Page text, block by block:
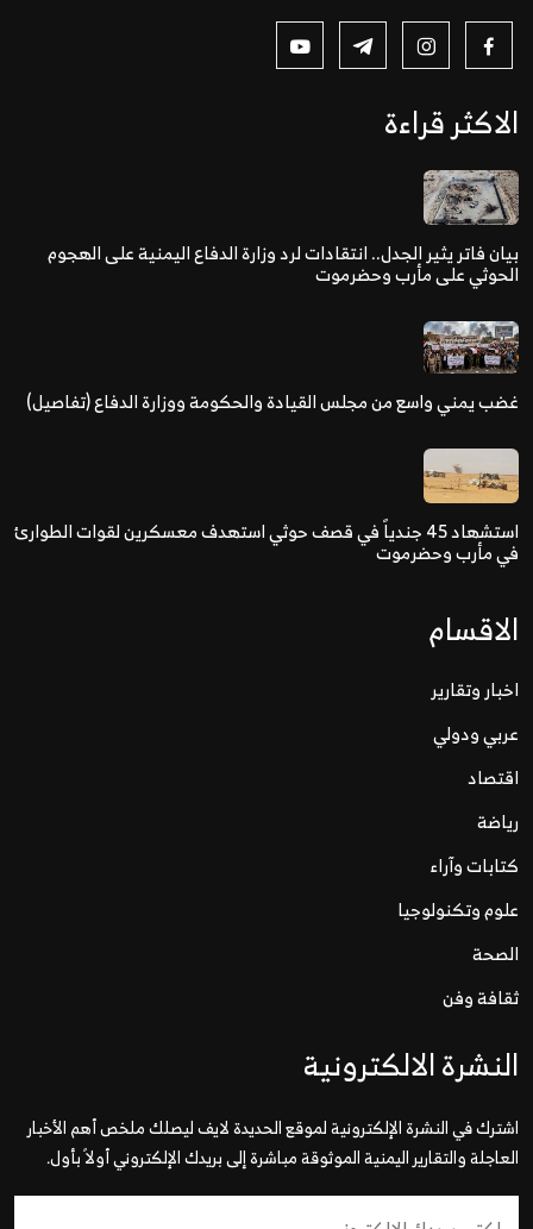
الاكثر قراءة
بيان فاتر يثير الجدل.. انتقادات لرد وزارة الدفاع اليمنية على الهجوم
الحوثي على مأرب وحضرموت
غضب يمني واسع من مجلس القيادة والحكومة ووزارة الدفاع (تفاصيل)
استشهاد 45 جندياً في قصف حوثي استهدف معسكرين لقوات الطوارئ
في مأرب وحضرموت
الاقسام
اخبار وتقارير
عربي ودولي
اقتصاد
رياضة
كتابات وآراء
علوم وتكنولوجيا
الصحة
ثقافة وفن
النشرة الالكترونية
اشترك في النشرة الإلكترونية لموقع الحديدة لايف ليصلك ملخص أهم الأخبار
العاجلة والتقارير اليمنية الموثوقة مباشرة إلى بريدك الإلكتروني أولاً بأول.